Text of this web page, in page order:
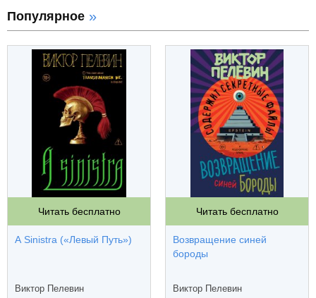
Популярное
Читать бесплатно
A Sinistra («Левый Путь»)
Виктор Пелевин
Читать бесплатно
Возвращение синей
бороды
Виктор Пелевин